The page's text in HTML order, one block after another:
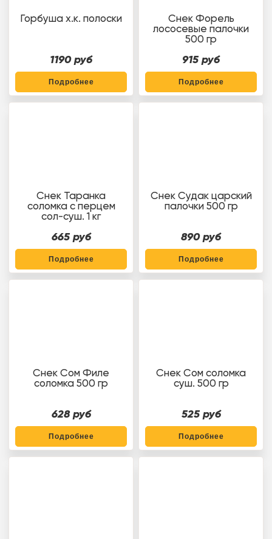
Горбуша х.к. полоски
1190 руб
Подробнее
Снек Форель
лососевые палочки
500 гр
915 руб
Подробнее
Снек Таранка
соломка с перцем
сол-суш. 1 кг
665 руб
Подробнее
Снек Судак царский
палочки 500 гр
890 руб
Подробнее
Снек Сом Филе
соломка 500 гр
628 руб
Подробнее
Снек Сом соломка
суш. 500 гр
525 руб
Подробнее